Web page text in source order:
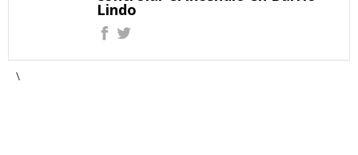
Lindo
\